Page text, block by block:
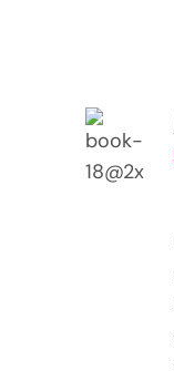
SELECT
OPTIONS
THIS
/